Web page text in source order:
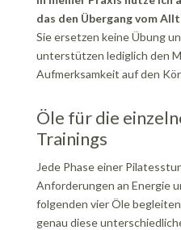
das den Übergang vom
Sie ersetzen keine Übung
unterstützen lediglich den
Aufmerksamkeit auf den
Öle für die
Trainings
Jede Phase einer
Anforderungen an Energie
folgenden vier Öle
genau diese